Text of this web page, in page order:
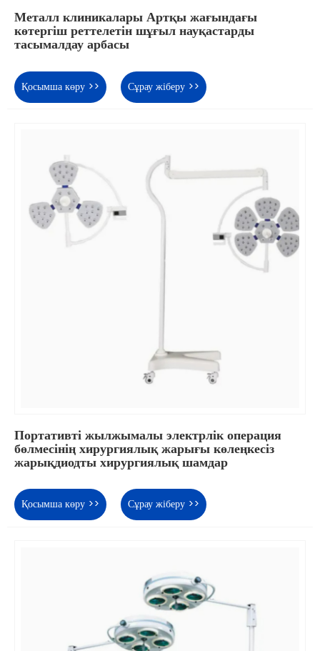
Металл клиникалары Артқы жағындағы
көтергіш реттелетін шұғыл науқастарды
тасымалдау арбасы
Қосымша көру >> Сұрау жіберу >>
Портативті жылжымалы электрлік операция
бөлмесінің хирургиялық жарығы көлеңкесіз
жарықдиодты хирургиялық шамдар
Қосымша көру >> Сұрау жіберу >>